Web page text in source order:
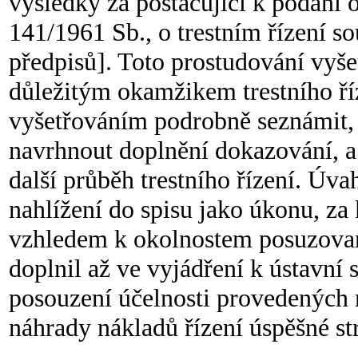
141/1961 Sb., o trestním řízení
předpisů]. Toto prostudování
důležitým okamžikem trestního
vyšetřováním podrobně
navrhnout doplnění dokazování,
další průběh trestního řízení.
nahlížení do spisu jako úkonu,
vzhledem k okolnostem
doplnil až ve vyjádření k ústavní
posouzení účelnosti
náhrady nákladů řízení úspěšné